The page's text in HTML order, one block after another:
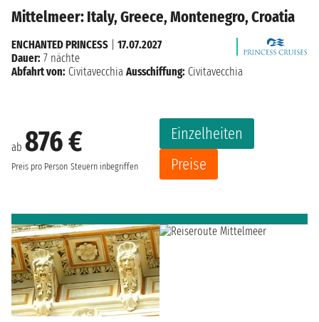
Mittelmeer: Italy, Greece, Montenegro, Croatia
ab 876 €
Preis pro Person Steuern inbegriffen
Einzelheiten
Preise
ENCHANTED PRINCESS
17.07.2027
Dauer: 7 nächte
Abfahrt von: Civitavecchia Ausschiffung: Civitavecchia